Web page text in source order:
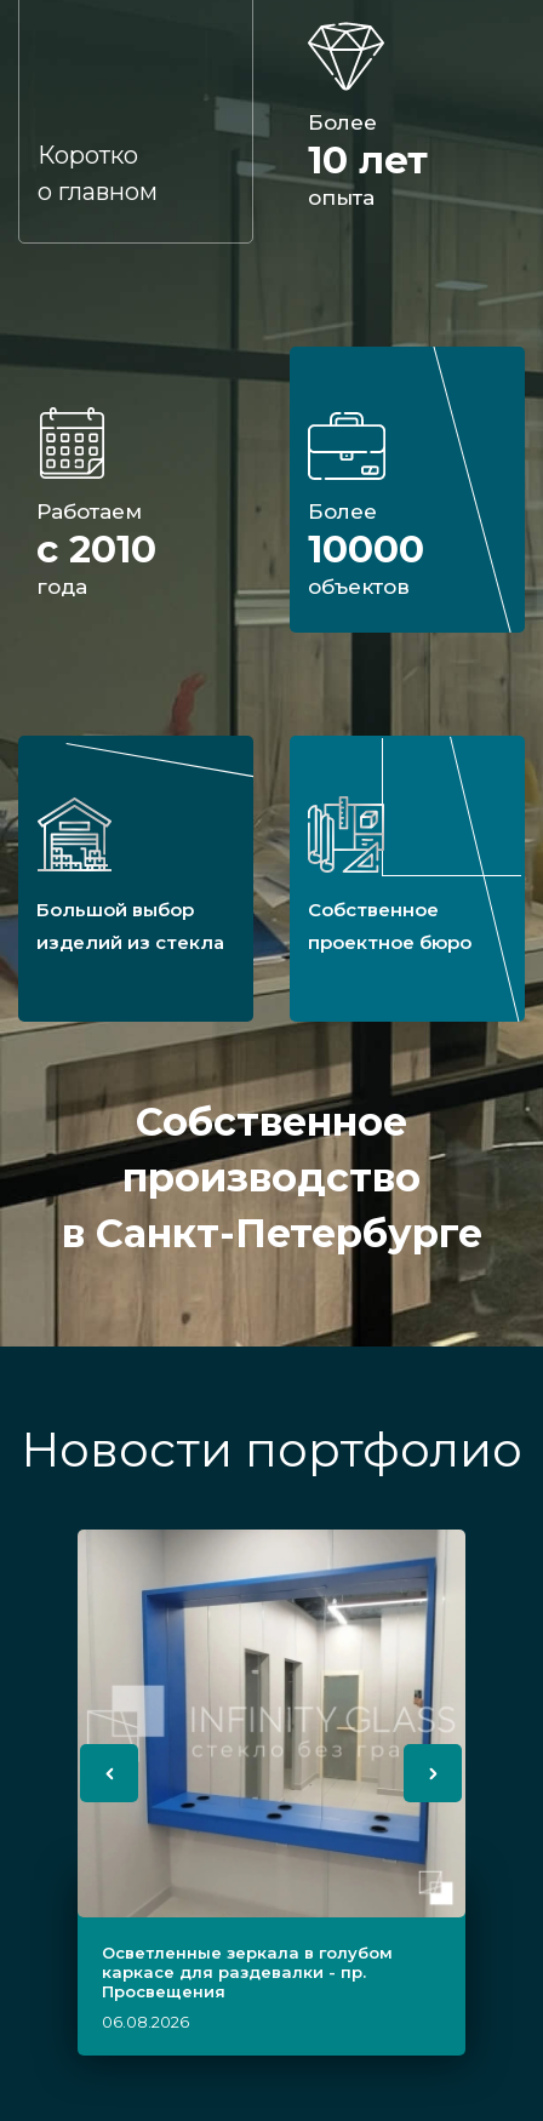
Коротко
о главном
Более
10 лет
опыта
Работаем
с 2010
года
Более
10000
объектов
Большой выбор
изделий из стекла
Собственное
проектное бюро
Собственное
производство
в Санкт-Петербурге
Новости портфолио
Осветленные зеркала в голубом
каркасе для раздевалки - пр.
Просвещения
06.08.2026